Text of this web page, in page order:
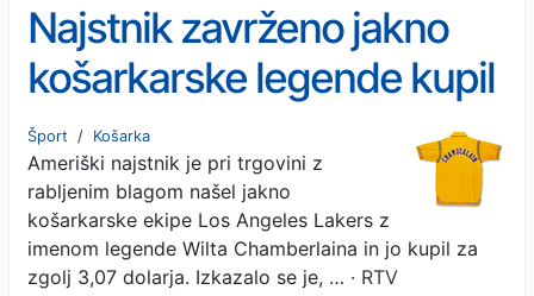
Najstnik zavrženo jakno
košarkarske legende kupil
za drobiž in nato drago
prodal
Šport / Košarka
Ameriški najstnik je pri trgovini z
rabljenim blagom našel jakno
košarkarske ekipe Los Angeles Lakers z
imenom legende Wilta Chamberlaina in jo kupil za
zgolj 3,07 dolarja. Izkazalo se je, … · RTV